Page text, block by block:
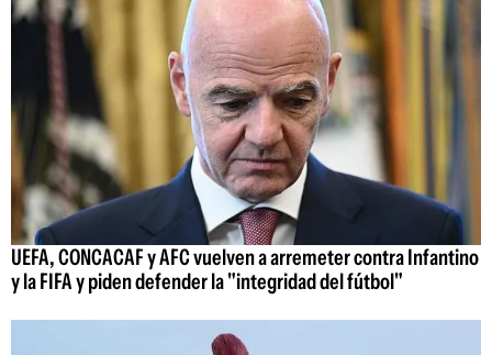
UEFA, CONCACAF y AFC vuelven a arremeter contra Infantino
y la FIFA y piden defender la "integridad del fútbol"